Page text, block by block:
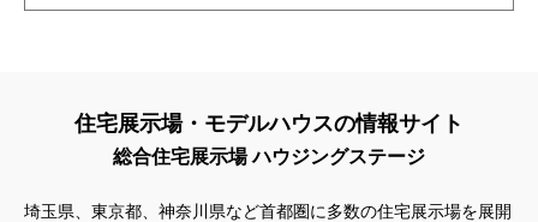
住宅展示場・モデルハウスの情報サイト
総合住宅展示場 ハウジングステージ
埼玉県、東京都、神奈川県など首都圏に多数の住宅展示場を展開